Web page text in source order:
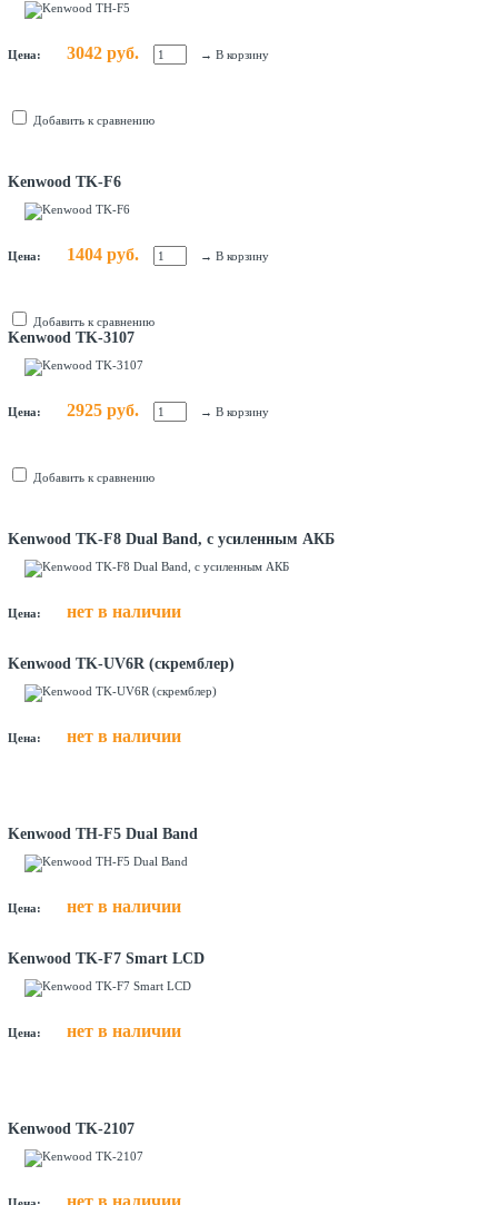
Цена: 3042 руб. → В корзину
Добавить к сравнению
Kenwood TK-F6
Цена: 1404 руб. → В корзину
Добавить к сравнению
Kenwood TK-3107
Цена: 2925 руб. → В корзину
Добавить к сравнению
Kenwood TK-F8 Dual Band, с усиленным АКБ
Цена: нет в наличии
Kenwood TK-UV6R (скремблер)
Цена: нет в наличии
Kenwood TH-F5 Dual Band
Цена: нет в наличии
Kenwood TK-F7 Smart LCD
Цена: нет в наличии
Kenwood TK-2107
нет в наличии